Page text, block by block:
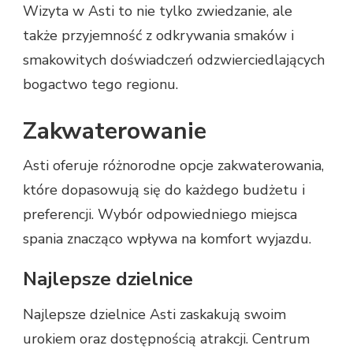
Wizyta w Asti to nie tylko zwiedzanie, ale
także przyjemność z odkrywania smaków i
smakowitych doświadczeń odzwierciedlających
bogactwo tego regionu.
Zakwaterowanie
Asti oferuje różnorodne opcje zakwaterowania,
które dopasowują się do każdego budżetu i
preferencji. Wybór odpowiedniego miejsca
spania znacząco wpływa na komfort wyjazdu.
Najlepsze dzielnice
Najlepsze dzielnice Asti zaskakują swoim
urokiem oraz dostępnością atrakcji. Centrum